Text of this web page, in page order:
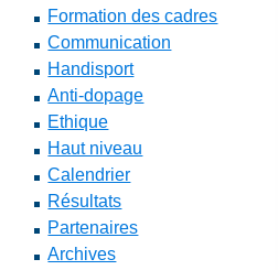
Formation des cadres
Communication
Handisport
Anti-dopage
Ethique
Haut niveau
Calendrier
Résultats
Partenaires
Archives